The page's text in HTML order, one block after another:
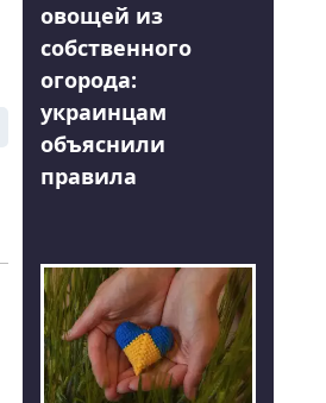
овощей из
собственного
огорода:
украинцам
объяснили
правила